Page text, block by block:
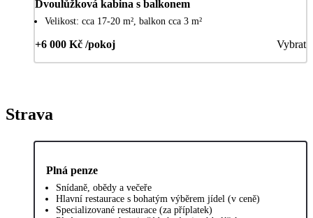
Dvoulůžková kabina s balkonem
Velikost: cca 17-20 m², balkon cca 3 m²
+6 000 Kč /pokoj Vybrat
Strava
Plná penze
Snídaně, obědy a večeře
Hlavní restaurace s bohatým výběrem jídel (v ceně)
Specializované restaurace (za příplatek)